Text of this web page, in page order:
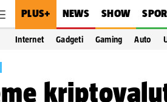
PLUS+ NEWS SHOW
Internet Gadgeti Gaming Auto